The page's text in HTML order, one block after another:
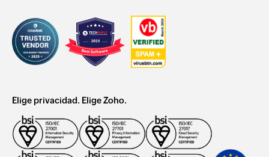
Elige privacidad. Elige Zoho.